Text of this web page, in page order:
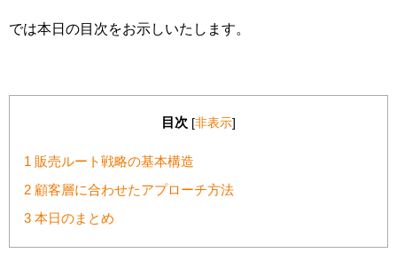
では本日の目次をお示しいたします。
目次 [非表示]
1 販売ルート戦略の基本構造
2 顧客層に合わせたアプローチ方法
3 本日のまとめ